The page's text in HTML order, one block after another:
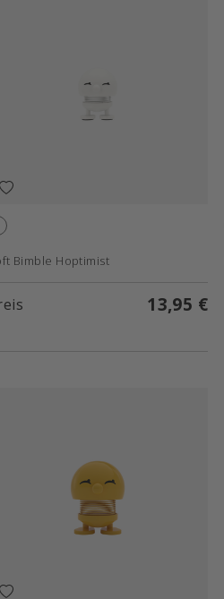
Bimble Hoptimist
13,95 €